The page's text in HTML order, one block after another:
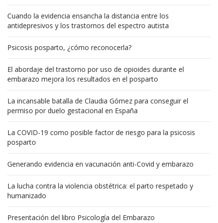
Cuando la evidencia ensancha la distancia entre los
antidepresivos y los trastornos del espectro autista
Psicosis posparto, ¿cómo reconocerla?
El abordaje del trastorno por uso de opioides durante el
embarazo mejora los resultados en el posparto
La incansable batalla de Claudia Gómez para conseguir el
permiso por duelo gestacional en España
La COVID-19 como posible factor de riesgo para la psicosis
posparto
Generando evidencia en vacunación anti-Covid y embarazo
La lucha contra la violencia obstétrica: el parto respetado y
humanizado
Presentación del libro Psicología del Embarazo